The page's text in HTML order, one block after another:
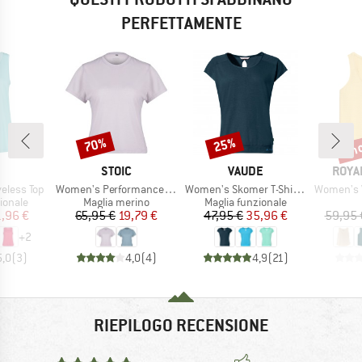
PERFETTAMENTE
Top
ridotto
€
+2
(3)
MARCHIO
STOIC
Articolo
Women's PerformanceMerino SpikenSt. Shirt
Gruppo di prodotti
Maglia merino
Prezzo
65,95 €Prezzo ridotto
19,79 €
4,0(4)
Sconto
70%
MARCHIO
VAUDE
Articolo
Women's Skomer T-Shirt III
Gruppo di prodotti
Maglia funzionale
Prezzo
47,95 € Prezzo ridotto
35,96 €
4,9(21 )
Sconto
25%
Articolo
Women's
59,95
RIEPILOGO RECENSIONE